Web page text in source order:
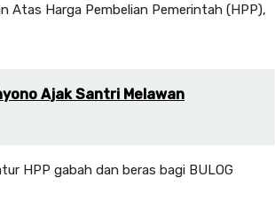
Atas Harga Pembelian Pemerintah (HPP),
Ajak Santri Melawan
HPP gabah dan beras bagi BULOG